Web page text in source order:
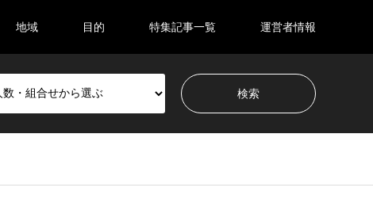
地域 目的 特集記事一覧 運営者情報